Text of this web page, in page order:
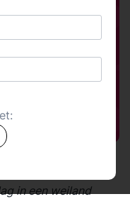
zijn geweest die
Dat leek in
in een weiland